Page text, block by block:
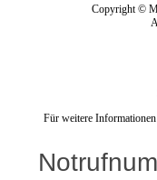
Copyright ©
Für weitere